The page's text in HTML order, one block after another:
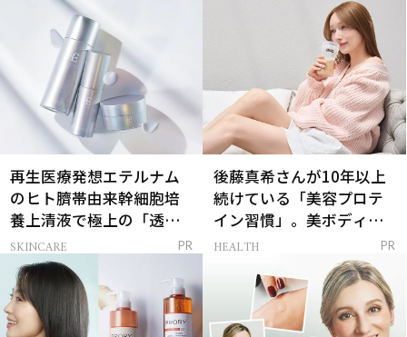
再生医療発想エテルナム
のヒト臍帯由来幹細胞培
養上清液で極上の「透明
感ハリ肌」へ
SKINCARE PR
後藤真希さんが10年以上
続けている「美容プロテ
イン習慣」。美ボディを
支える朝ルーティンと
HEALTH PR